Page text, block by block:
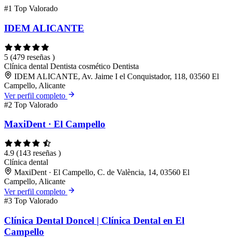
#1 Top Valorado
IDEM ALICANTE
5 (479 reseñas )
Clínica dental Dentista cosmético Dentista
IDEM ALICANTE, Av. Jaime I el Conquistador, 118, 03560 El
Campello, Alicante
Ver perfil completo
#2 Top Valorado
MaxiDent · El Campello
4.9 (143 reseñas )
Clínica dental
MaxiDent · El Campello, C. de València, 14, 03560 El
Campello, Alicante
Ver perfil completo
#3 Top Valorado
Clínica Dental Doncel | Clínica Dental en El
Campello